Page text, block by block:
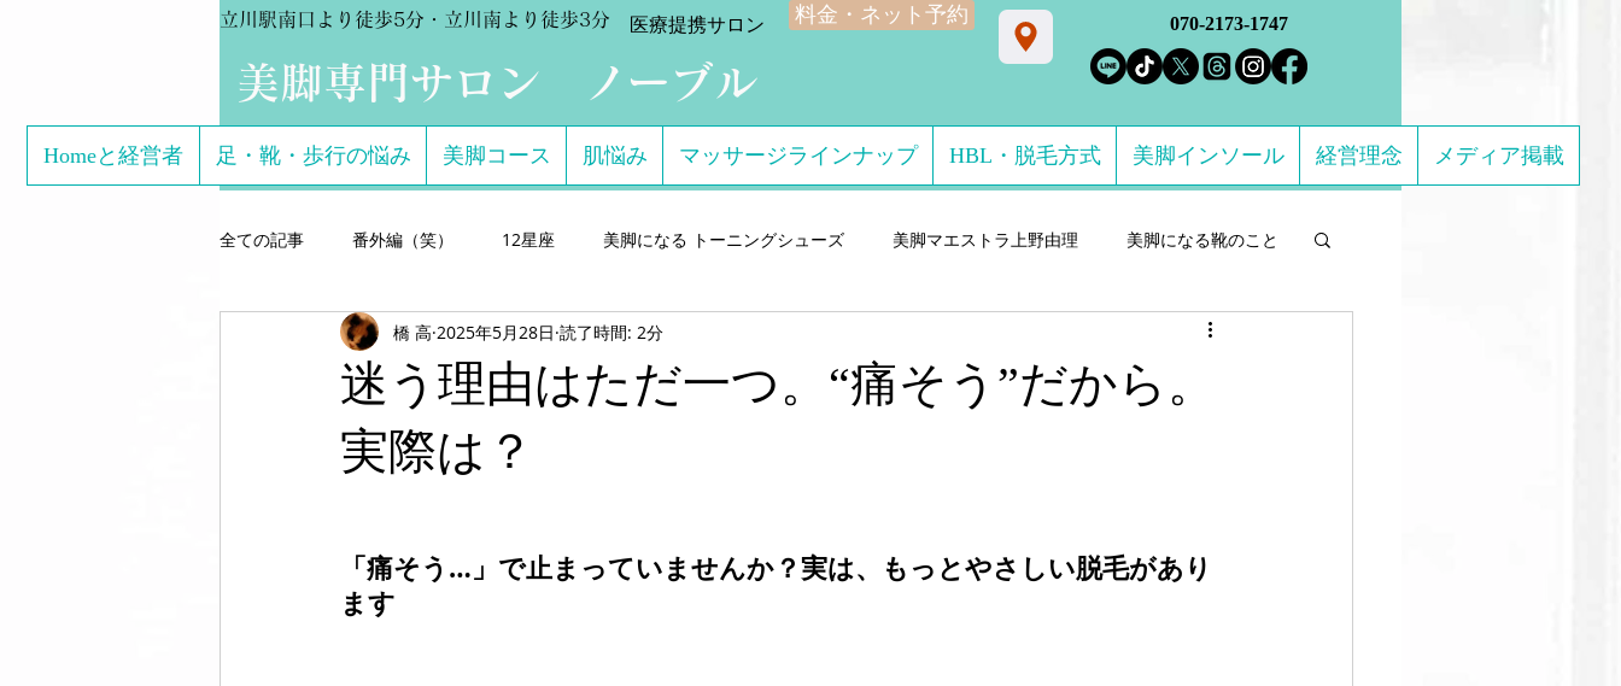
立川駅南口より徒歩5分・立川南より徒歩3分
​美脚専門サロン ノーブル
料金・ネット予約
​医療提携サロン 070-2173-1747
Homeと経営者 足・靴・歩行の悩み 美脚コース 肌悩み マッサージラインナップ HBL・脱毛方式 美脚インソール 経営理念 メディア掲載
全ての記事 番外編（笑） 12星座 美脚になる トーニングシューズ 美脚マエストラ上野由理 美脚になる靴のこと
芸能関係のお客様体験談 美脚専門サロン salon de consolare サロン・ド・コン
こどもの足 美脚になる サンダル・ミュール
美脚になる ウォーキング
迷う理由はただ一つ。“痛そう”だから。
実際は？
橋 高 2025年5月28日 読了時間: 2分
「痛そう…」で止まっていませんか？実は、もっとやさしい脱毛があり
ます